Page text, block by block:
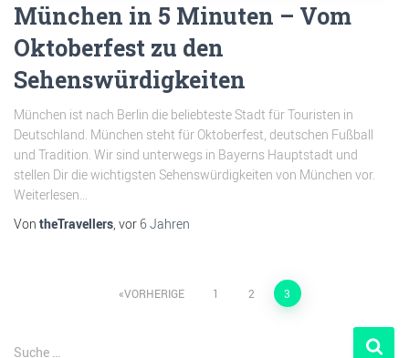
München in 5 Minuten – Vom
Oktoberfest zu den
Sehenswürdigkeiten
München ist nach Berlin die beliebteste Stadt für Touristen in
Deutschland. München steht für Oktoberfest, deutschen Fußball
und Tradition. Wir sind unterwegs in Bayerns Hauptstadt und
stellen Dir die wichtigsten Sehenswürdigkeiten von München vor.
Weiterlesen…
Von theTravellers, vor 6 Jahren
VORHERIGE 1 2 3
Suche …